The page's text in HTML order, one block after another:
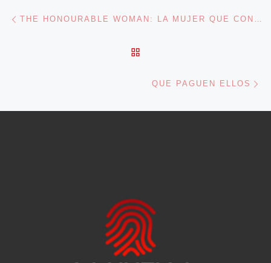
Navegación de entradas THE HONOURABLE WOMAN: LA MUJER QUE CONQUISTÓ A TODOS
QUE PAGUEN ELLOS